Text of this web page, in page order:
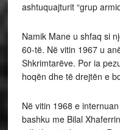
ashtuquajturit “grup
Namik Mane u shfaq si
60-të. Në vitin 1967 u
Shkrimtarëve. Por ia
hoqën dhe të drejtën e
Në vitin 1968 e
bashku me Bilal